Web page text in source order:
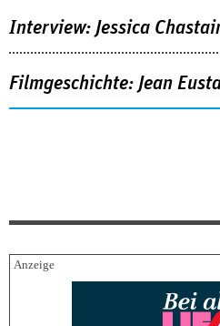
Interview: Jessica
Filmgeschichte: Jean